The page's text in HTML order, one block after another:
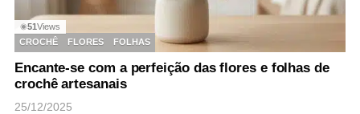
◉51Views
CROCHÊ
FLORES FOLHAS
Encante-se com a perfeição das flores e folhas de
crochê artesanais
25/12/2025